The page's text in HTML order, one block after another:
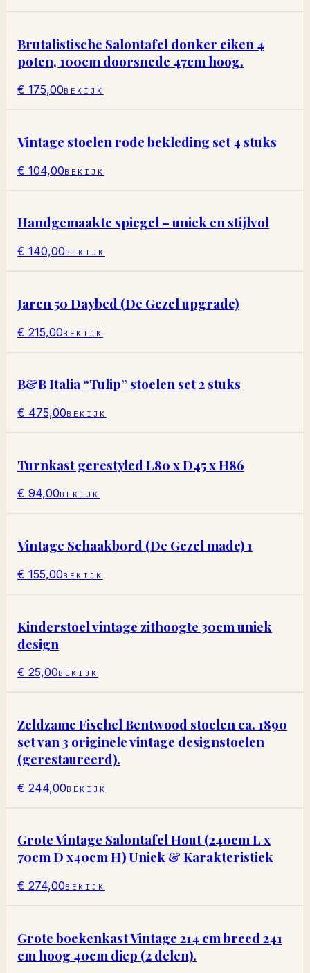
Brutalistische Salontafel donker eiken 4
poten, 100cm doorsnede 47cm hoog.
€ 175,00BEKIJK
Vintage stoelen rode bekleding set 4 stuks
€ 104,00BEKIJK
Handgemaakte spiegel – uniek en stijlvol
€ 140,00BEKIJK
Jaren 50 Daybed (De Gezel upgrade)
€ 215,00BEKIJK
B&B Italia “Tulip” stoelen set 2 stuks
€ 475,00BEKIJK
Turnkast gerestyled L80 x D45 x H86
€ 94,00BEKIJK
Vintage Schaakbord (De Gezel made) 1
€ 155,00BEKIJK
Kinderstoel vintage zithoogte 30cm uniek
design
€ 25,00BEKIJK
Zeldzame Fischel Bentwood stoelen ca. 1890
set van 3 originele vintage designstoelen
(gerestaureerd).
€ 244,00BEKIJK
Grote Vintage Salontafel Hout (240cm L x
70cm D x40cm H) Uniek & Karakteristiek
€ 274,00BEKIJK
Grote boekenkast Vintage 214 cm breed 241
cm hoog 40cm diep (2 delen).